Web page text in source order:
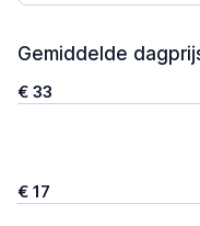
Gemiddelde
€ 33
€ 17